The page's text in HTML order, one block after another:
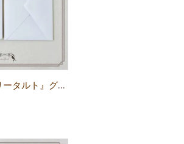
『ストロベリータルト』グリーティングカード